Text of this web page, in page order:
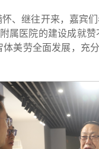
、继往开来，嘉宾
属医院的建设成就
美劳全面发展，充